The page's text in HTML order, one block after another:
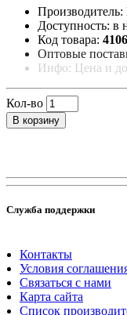
Производитель:
Доступность: в
Код товара:
Оптовые
Инфо: Цена и
Кол-во
В корзину
Служба поддержки
Контакты
Условия
Связаться с нами
Карта сайта
Список